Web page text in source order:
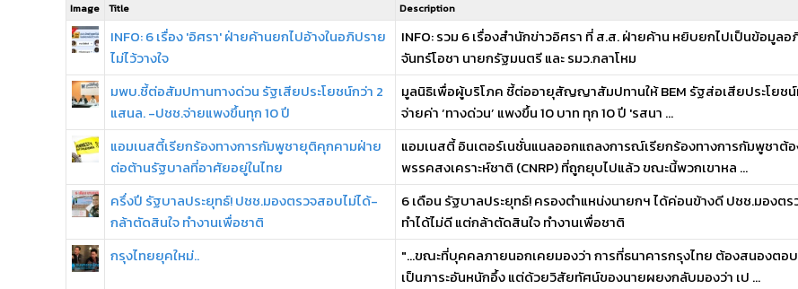
Image Title Description
INFO: 6 เรื่อง 'อิศรา' ฝ่ายค้านยกไปอ้างในอภิปราย
ไม่ไว้วางใจ
INFO: รวม 6 เรื่องสำนักข่าวอิศรา ที่ ส.ส. ฝ่ายค้าน หยิบยกไปเป็นข้อมูลอ
จันทร์โอชา นายกรัฐมนตรี และ รมว.กลาโหม
มพบ.ชี้ต่อสัมปทานทางด่วน รัฐเสียประโยชน์กว่า 2
แสนล. -ปชช.จ่ายแพงขึ้นทุก 10 ปี
มูลนิธิเพื่อผู้บริโภค ชี้ต่ออายุสัญญาสัมปทานให้ BEM รัฐส่อเสียประโยช
จ่ายค่า ‘ทางด่วน’ แพงขึ้น 10 บาท ทุก 10 ปี 'รสนา ...
แอมเนสตี้เรียกร้องทางการกัมพูชายุติคุกคามฝ่าย
ต่อต้านรัฐบาลที่อาศัยอยู่ในไทย
แอมเนสตี้ อินเตอร์เนชั่นแนลออกแถลงการณ์เรียกร้องทางการกัมพูชาต้
พรรคสงเคราะห์ชาติ (CNRP) ที่ถูกยุบไปแล้ว ขณะนี้พวกเขาหล ...
ครึ่งปี รัฐบาลประยุทธ์! ปชช.มองตรวจสอบไม่ได้-
กล้าตัดสินใจ ทำงานเพื่อชาติ
6 เดือน รัฐบาลประยุทธ์! ครองตำแหน่งนายกฯ ได้ค่อนข้างดี ปชช.มองต
ทำได้ไม่ดี แต่กล้าตัดสินใจ ทำงานเพื่อชาติ
กรุงไทยยุคใหม่..
"...ขณะที่บุคคลภายนอกเคยมองว่า การที่ธนาคารกรุงไทย ต้องสนองต
เป็นภาระอันหนักอึ้ง แต่ด้วยวิสัยทัศน์ของนายผยงกลับมองว่า เป ...